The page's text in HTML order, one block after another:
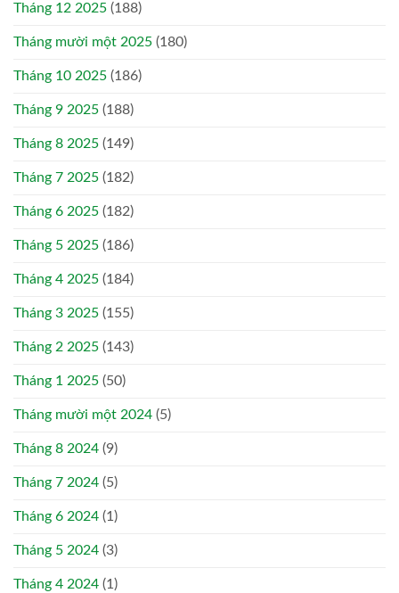
Tháng 12 2025 (188)
Tháng mười một 2025 (180)
Tháng 10 2025 (186)
Tháng 9 2025 (188)
Tháng 8 2025 (149)
Tháng 7 2025 (182)
Tháng 6 2025 (182)
Tháng 5 2025 (186)
Tháng 4 2025 (184)
Tháng 3 2025 (155)
Tháng 2 2025 (143)
Tháng 1 2025 (50)
Tháng mười một 2024 (5)
Tháng 8 2024 (9)
Tháng 7 2024 (5)
Tháng 6 2024 (1)
Tháng 5 2024 (3)
Tháng 4 2024 (1)